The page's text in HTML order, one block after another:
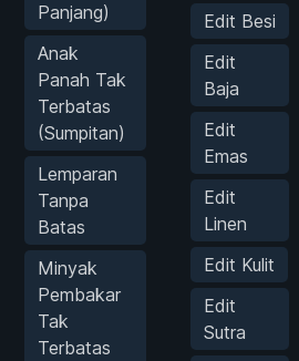
Panjang)
Anak
Panah Tak
Terbatas
(Sumpitan)
Lemparan
Tanpa
Batas
Minyak
Pembakar
Tak
Terbatas
Edit Besi
Edit
Baja
Edit
Emas
Edit
Linen
Edit Kulit
Edit
Sutra